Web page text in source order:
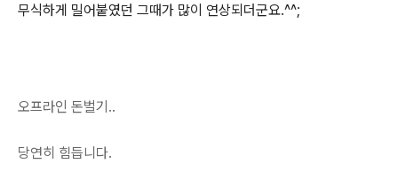
무식하게 밀어붙였던 그때가 많이 연상되더군요.^^;
오프라인 돈벌기..
당연히 힘듭니다.